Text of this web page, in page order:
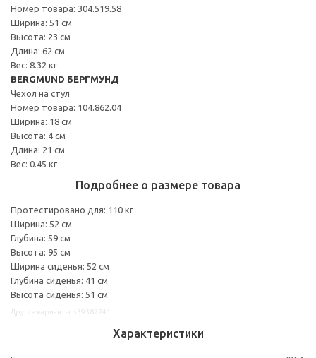
Номер товара: 304.519.58
Ширина: 51 см
Высота: 23 см
Длина: 62 см
Вес: 8.32 кг
BERGMUND БЕРГМУНД
Чехол на стул
Номер товара: 104.862.04
Ширина: 18 см
Высота: 4 см
Длина: 21 см
Вес: 0.45 кг
Подробнее о размере товара
Протестировано для: 110 кг
Ширина: 52 см
Глубина: 59 см
Высота: 95 см
Ширина сиденья: 52 см
Глубина сиденья: 41 см
Высота сиденья: 51 см
Характеристики